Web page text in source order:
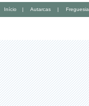
Início | Autarcas | Freguesia